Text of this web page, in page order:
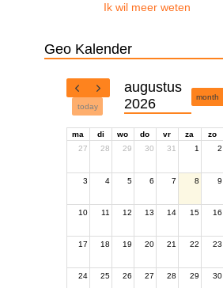
Ik wil meer weten
Geo Kalender
today
augustus
2026
month
ma di wo do vr za
zo
27
28 29 30 31 1 2
3 4 5 6 7 8 9
10 11 12 13 14 15 16
17 18 19 20 21 22 23
24 25 26 27 28 29 30